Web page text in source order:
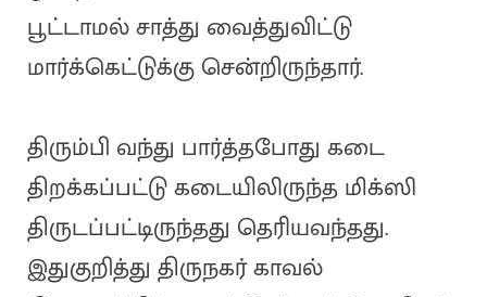
பூட்டாமல் சாத்து வைத்துவிட்டு
மார்க்கெட்டுக்கு சென்றிருந்தார்.
திரும்பி வந்து பார்த்தபோது கடை
திறக்கப்பட்டு கடையிலிருந்த மிக்ஸி
திருடப்பட்டிருந்தது தெரியவந்தது.
இதுகுறித்து திருநகர் காவல்